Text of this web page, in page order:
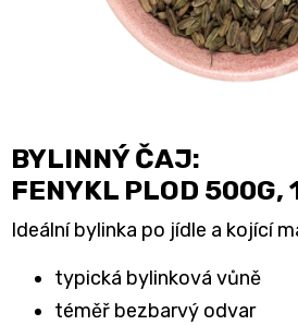
BYLINNÝ ČAJ:
FENYKL PLOD 500G,
Ideální bylinka po jídle a kojící
typická bylinková vůně
téměř bezbarvý odvar